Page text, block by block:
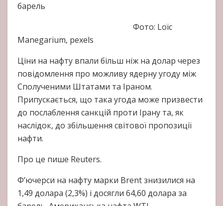
барель
Фото: Loïc
Manegarium, pexels
Ціни на нафту впали більш ніж на долар через
повідомлення про можливу ядерну угоду між
Сполученими Штатами та Іраном.
Припускається, що така угода може призвести
до послаблення санкцій проти Ірану та, як
наслідок, до збільшення світової пропозиції
нафти.
Про це пише Reuters.
Ф’ючерси на нафту марки Brent знизилися на
1,49 долара (2,3%) і досягли 64,60 долара за